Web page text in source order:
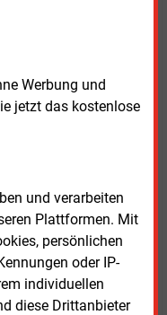
Werbung und
jetzt das kostenlose
und verarbeiten
Plattformen. Mit
persönlichen
oder IP-
individuellen
diese Drittanbieter
konkret nutzen
Reserve zur
bei Dunkelflauten,
gelegenen
jedoch auch
spielen, bedarf
Hürde:
wie Etzel sind
gebraucht.
mehr Platz
mehr geeignete
Etzel in
mehr davon